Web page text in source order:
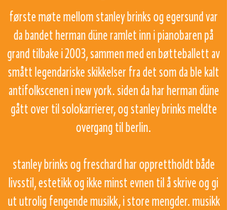
første møte mellom stanley brinks og egersund var
da bandet herman düne ramlet inn i pianobaren på
grand tilbake i 2003, sammen med en bøtteballett av
smått legendariske skikkelser fra det som da ble kalt
antifolkscenen i new york. siden da har herman düne
gått over til solokarrierer, og stanley brinks meldte
overgang til berlin.
stanley brinks og freschard har opprettholdt både
livsstil, estetikk og ikke minst evnen til å skrive og gi
ut utrolig fengende musikk, i store mengder. musikk